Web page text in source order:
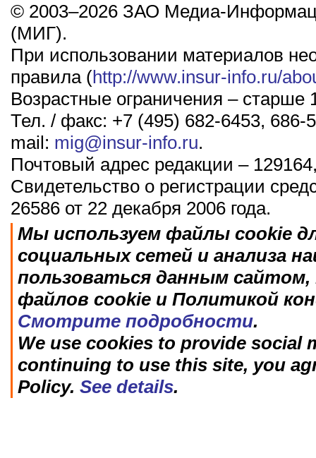
© 2003–2026 ЗАО Медиа-
(МИГ).
При использовании материалов
правила (http://www.insur-info.ru/
Возрастные ограничения – старше
Тел. / факс: +7 (495) 682-6453, 686-
mail: mig@insur-info.ru.
Почтовый адрес редакции –
Свидетельство о регистрации
26586 от 22 декабря 2006 года.
Мы используем файлы cookie
социальных сетей и анализа
пользоваться данным
файлов cookie и Политикой
Смотрите подробности.
We use cookies to provide social
continuing to use this site, you
Policy. See details.